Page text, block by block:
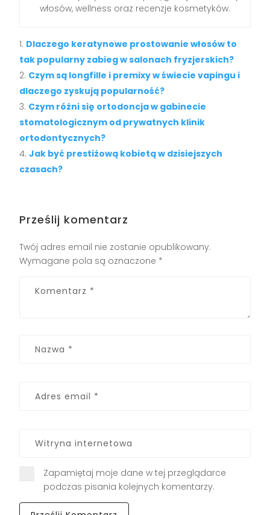
włosów, wellness oraz recenzje kosmetyków.
Dlaczego keratynowe prostowanie włosów to
tak popularny zabieg w salonach fryzjerskich?
Czym są longfille i premixy w świecie vapingu i
dlaczego zyskują popularność?
Czym różni się ortodoncja w gabinecie
stomatologicznym od prywatnych klinik
ortodontycznych?
Jak być prestiżową kobietą w dzisiejszych
czasach?
Prześlij komentarz
Twój adres email nie zostanie opublikowany.
Wymagane pola są oznaczone *
Zapamiętaj moje dane w tej przeglądarce
podczas pisania kolejnych komentarzy.